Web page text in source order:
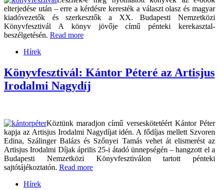
elterjedése után – erre a kérdésre keresték a választ olasz és magyar
kiadóvezetők és szerkesztők a XX. Budapesti Nemzetközi
Könyvfesztivál A könyv jövője című pénteki kerekasztal-
beszélgetésén. Read more
Hírek
Könyvfesztivál: Kántor Péteré az Artisjus
Irodalmi Nagydíj
Köztünk maradjon című verseskötetéért Kántor Péter
kapja az Artisjus Irodalmi Nagydíjat idén. A fődíjas mellett Szvoren
Edina, Szálinger Balázs és Szőnyei Tamás vehet át elismerést az
Artisjus Irodalmi Díjak április 25-i átadó ünnepségén – hangzott el a
Budapesti Nemzetközi Könyvfesztiválon tartott pénteki
sajtótájékoztatón. Read more
Hírek